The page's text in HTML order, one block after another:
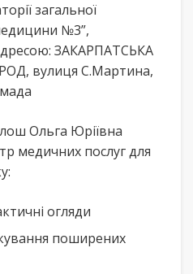
загальної
№3”,
ЗАКАРПАТСЬКА
вулиця С.Мартина,
Ольга Юріївна
медичних послуг для
огляди
поширених